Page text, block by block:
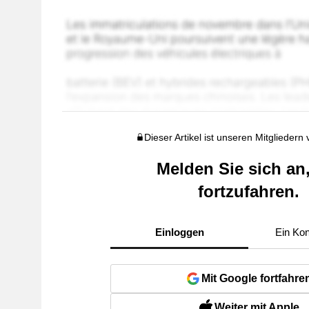
Dieser Artikel ist unseren Mitgliedern
Melden Sie sich
fortzufahren.
Einloggen Ein
Mit Google